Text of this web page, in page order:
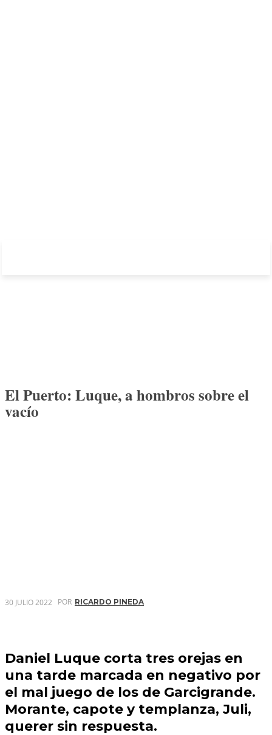
El Puerto: Luque, a hombros sobre el
vacío
30 JULIO 2022 POR RICARDO PINEDA
Daniel Luque corta tres orejas en
una tarde marcada en negativo por
el mal juego de los de Garcigrande.
Morante, capote y templanza, Juli,
querer sin respuesta.